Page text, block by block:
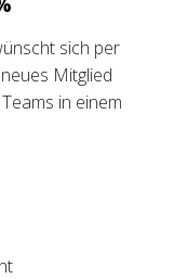
sich per
Mitglied
in einem